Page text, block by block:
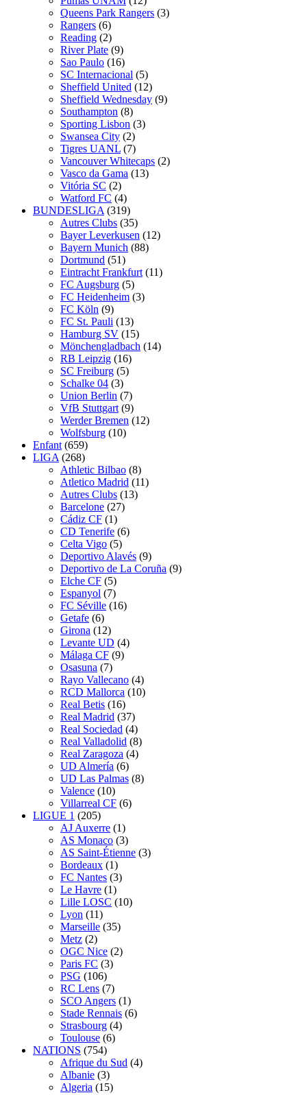
Queens Park Rangers (3)
Rangers (6)
Reading (2)
River Plate (9)
Sao Paulo (16)
SC Internacional (5)
Sheffield United (12)
Sheffield Wednesday (9)
Southampton (8)
Sporting Lisbon (3)
Swansea City (2)
Tigres UANL (7)
Vancouver Whitecaps (2)
Vasco da Gama (13)
Vitória SC (2)
Watford FC (4)
BUNDESLIGA (319)
Autres Clubs (35)
Bayer Leverkusen (12)
Bayern Munich (88)
Dortmund (51)
Eintracht Frankfurt (11)
FC Augsburg (5)
FC Heidenheim (3)
FC Köln (9)
FC St. Pauli (13)
Hamburg SV (15)
Mönchengladbach (14)
RB Leipzig (16)
SC Freiburg (5)
Schalke 04 (3)
Union Berlin (7)
VfB Stuttgart (9)
Werder Bremen (12)
Wolfsburg (10)
Enfant (659)
LIGA (268)
Athletic Bilbao (8)
Atletico Madrid (11)
Autres Clubs (13)
Barcelone (27)
Cádiz CF (1)
CD Tenerife (6)
Celta Vigo (5)
Deportivo Alavés (9)
Deportivo de La Coruña (9)
Elche CF (5)
Espanyol (7)
FC Séville (16)
Getafe (6)
Girona (12)
Levante UD (4)
Málaga CF (9)
Osasuna (7)
Rayo Vallecano (4)
RCD Mallorca (10)
Real Betis (16)
Real Madrid (37)
Real Sociedad (4)
Real Valladolid (8)
Real Zaragoza (4)
UD Almería (6)
UD Las Palmas (8)
Valence (10)
Villarreal CF (6)
LIGUE 1 (205)
AJ Auxerre (1)
AS Monaco (3)
AS Saint-Étienne (3)
Bordeaux (1)
FC Nantes (3)
Le Havre (1)
Lille LOSC (10)
Lyon (11)
Marseille (35)
Metz (2)
OGC Nice (2)
Paris FC (3)
PSG (106)
RC Lens (7)
SCO Angers (1)
Stade Rennais (6)
Strasbourg (4)
Toulouse (6)
NATIONS (754)
Afrique du Sud (4)
Albanie (3)
Algeria (15)